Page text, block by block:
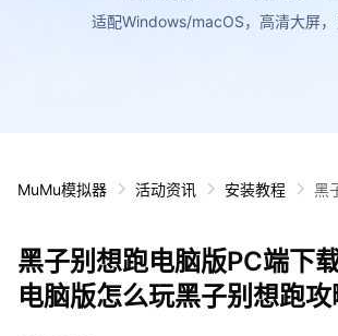
适配Windows/macOS，高清大屏
MuMu模拟器 活动资讯 安装教程
黑
黑子别想跑电脑版PC端下
电脑版怎么玩黑子别想跑攻